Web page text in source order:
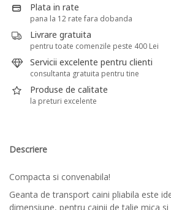
Plata in rate
pana la 12 rate fara dobanda
Livrare gratuita
pentru toate comenzile peste 400 Lei
Servicii excelente pentru clienti
consultanta gratuita pentru tine
Produse de calitate
la preturi excelente
Descriere
Compacta si convenabila!
Geanta de transport caini pliabila este
dimensiune, pentru cainii de talie mica